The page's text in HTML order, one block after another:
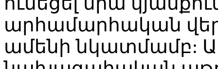
արհամարհական
ամենի նկատմամբ: